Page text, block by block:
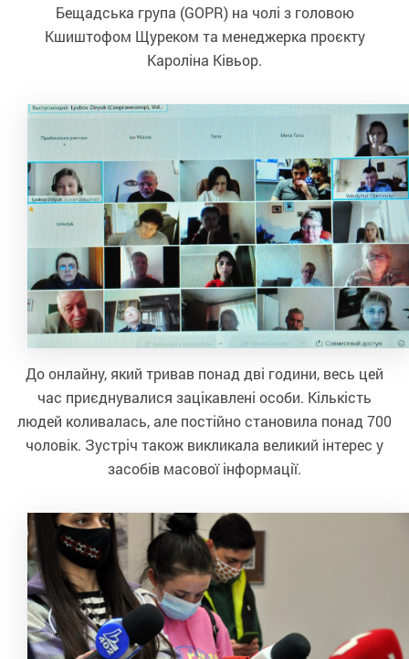
Бещадська група (GOPR) на чолі з головою
Кшиштофом Щуреком та менеджерка проєкту
Кароліна Ківьор.
До онлайну, який тривав понад дві години, весь цей
час приєднувалися зацікавлені особи. Кількість
людей коливалась, але постійно становила понад 700
чоловік. Зустріч також викликала великий інтерес у
засобів масової інформації.